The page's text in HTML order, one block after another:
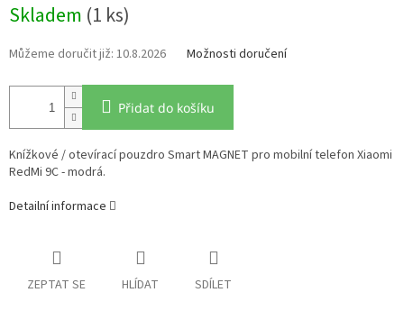
cena:
Skladem (1 ks)
10.8.2026 Možnosti doručení
Přidat do košíku
Knížkové / otevírací pouzdro Smart MAGNET pro mobilní telefon Xiaomi
RedMi 9C - modrá.
Detailní informace
ZEPTAT SE HLÍDAT SDÍLET